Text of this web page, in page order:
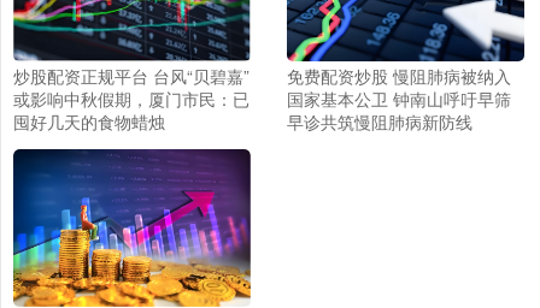
炒股配资正规平台 台风“贝碧嘉”
或影响中秋假期，厦门市民：已
囤好几天的食物蜡烛
免费配资炒股 慢阻肺病被纳入
国家基本公卫 钟南山呼吁早筛
早诊共筑慢阻肺病新防线